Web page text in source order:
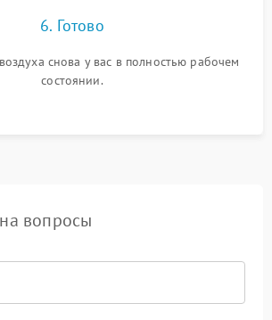
6. Готово
снова у вас в полностью рабочем
состоянии.
вопросы